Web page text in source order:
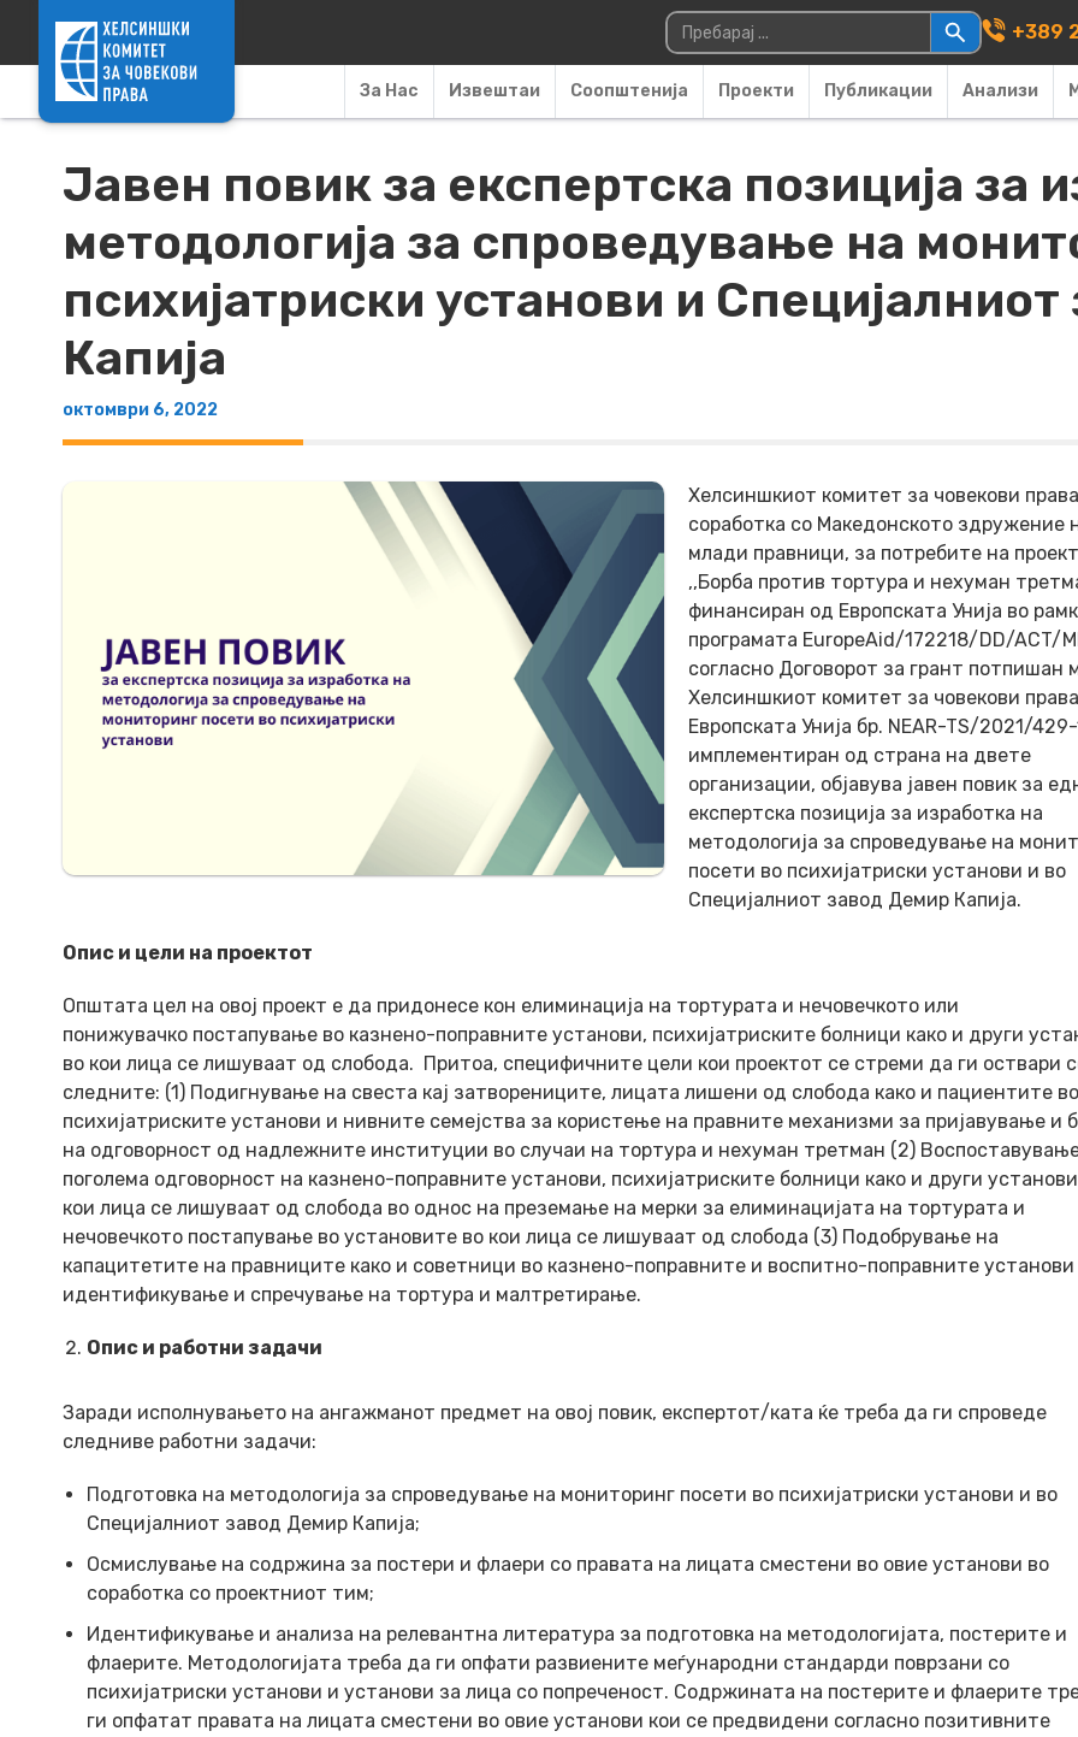
Main
Пребарувај за: +389
За Нас Извештаи Соопштенија Проекти Публикации Анализи
Јавен повик за експертска позиција за
методологија за спроведување на
психијатриски установи и
Капија
октомври 6, 2022
Хелсиншкиот комитет за човекови
соработка со Македонското здружение
млади правници, за потребите на
,,Борба против тортура и нехуман
финансиран од Европската Унија во
програмата EuropeAid/172218/DD/ACT/
согласно Договорот за грант потпишан
Хелсиншкиот комитет за човекови
Европската Унија бр. NEAR-TS/2021/
имплементиран од страна на двете
организации, објавува јавен повик за
експертска позиција за изработка на
методологија за спроведување на
посети во психијатриски установи и во
Специјалниот завод Демир Капија.
Опис и цели на проектот
Општата цел на овој проект е да придонесе кон елиминација на тортурата и нечовечкото или
понижувачко постапување во казнено-поправните установи, психијатриските болници како и други
во кои лица се лишуваат од слобода. Притоа, специфичните цели кои проектот се стреми да ги оствари
следните: (1) Подигнување на свеста кај затворениците, лицата лишени од слобода како и пациентите во
психијатриските установи и нивните семејства за користење на правните механизми за пријавување и
на одговорност од надлежните институции во случаи на тортура и нехуман третман (2)
поголема одговорност на казнено-поправните установи, психијатриските болници како и други
кои лица се лишуваат од слобода во однос на преземање на мерки за елиминацијата на тортурата и
нечовечкото постапување во установите во кои лица се лишуваат од слобода (3) Подобрување на
капацитетите на правниците како и советници во казнено-поправните и воспитно-поправните установи
идентификување и спречување на тортура и малтретирање.
Опис и работни задачи
Заради исполнувањето на ангажманот предмет на овој повик, експертот/ката ќе треба да ги спроведе
следниве работни задачи:
Подготовка на методологија за спроведување на мониторинг посети во психијатриски установи и во
Специјалниот завод Демир Капија;
Осмислување на содржина за постери и флаери со правата на лицата сместени во овие установи во
соработка со проектниот тим;
Идентификување и анализа на релевантна литература за подготовка на методологијата, постерите и
флаерите. Методологијата треба да ги опфати развиените меѓународни стандарди поврзани со
психијатриски установи и установи за лица со попреченост. Содржината на постерите и флаерите
ги опфатат правата на лицата сместени во овие установи кои се предвидени согласно позитивните